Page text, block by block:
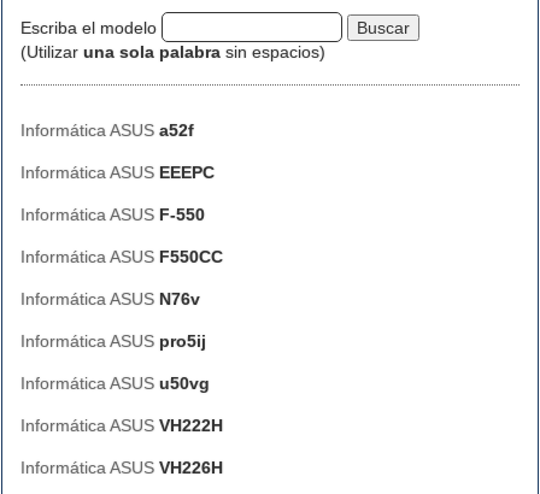
Escriba el modelo
(Utilizar una sola palabra sin espacios)
Informática ASUS a52f
Informática ASUS EEEPC
Informática ASUS F-550
Informática ASUS F550CC
Informática ASUS N76v
Informática ASUS pro5ij
Informática ASUS u50vg
Informática ASUS VH222H
Informática ASUS VH226H